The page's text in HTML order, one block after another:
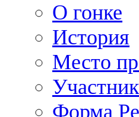
О гонке
История
Место
Форма